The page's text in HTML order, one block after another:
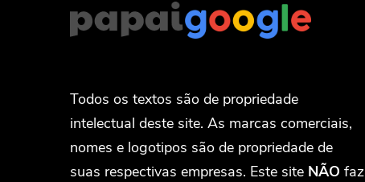
Todos os textos são de propriedade
intelectual deste site. As marcas comerciais,
nomes e logotipos são de propriedade de
suas respectivas empresas. Este site NÃO faz